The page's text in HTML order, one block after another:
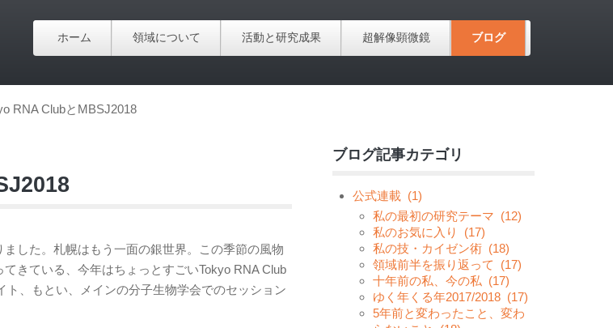
ホーム 領域について 活動と研究成果 超解像顕微鏡 ブログ
RNA ClubとMBSJ2018
した。札幌はもう一面の銀世界。この季節の風物
きている、今年はちょっとすごいTokyo RNA Club
、もとい、メインの分子生物学会でのセッション
ブログ記事カテゴリ
公式連載 (1)
私の最初の研究テーマ (12)
私のお気に入り
(17)
私の技・カイゼン術 (18)
領域前半を振り返って
(17)
十年前の私、今の私 (17)
ゆく年くる年2017/2018 (17)
5年前と変わったこと、変わ